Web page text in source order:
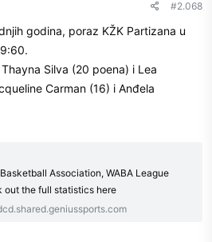
#2.068
godina, poraz KŽK Partizana u
Silva (20 poena) i Lea
Carman (16) i Anđela
Association, WABA League
out the full statistics here